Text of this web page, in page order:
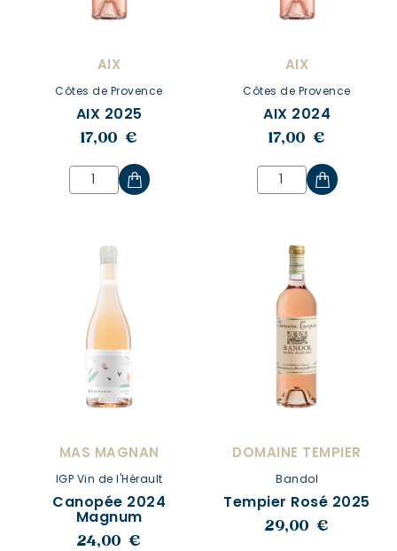
AIX
Côtes de Provence
AIX 2025
17,00 €
AIX
Côtes de Provence
AIX 2024
17,00 €
MAS MAGNAN
IGP Vin de l'Hérault
Canopée 2024
Magnum
24,00 €
DOMAINE TEMPIER
Bandol
Tempier Rosé 2025
29,00 €